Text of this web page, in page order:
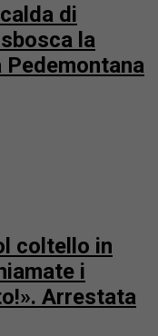
di
la
coltello in
i
Arrestata